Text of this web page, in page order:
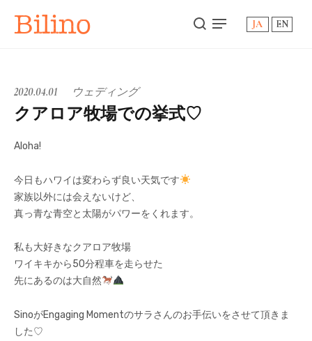
Bilino EN
JA
2020.04.01 ウェディング
クアロア牧場での挙式♡
Aloha!
今日もハワイは変わらず良い天気です
家族以外には会えないけど、
真っ青な青空と太陽がパワーをくれます。
私も大好きなクアロア牧場
ワイキキから50分程車を走らせた
先にあるのは大自然
SinoがEngaging Momentのサラさんのお手伝いをさせて頂きま
した♡